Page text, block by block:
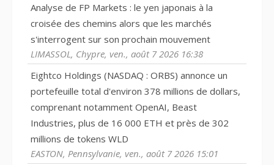
Analyse de FP Markets : le yen japonais à la
croisée des chemins alors que les marchés
s'interrogent sur son prochain mouvement
LIMASSOL, Chypre, ven., août 7 2026 16:38
Eightco Holdings (NASDAQ : ORBS) annonce un
portefeuille total d'environ 378 millions de dollars,
comprenant notamment OpenAI, Beast
Industries, plus de 16 000 ETH et près de 302
millions de tokens WLD
EASTON, Pennsylvanie, ven., août 7 2026 15:01